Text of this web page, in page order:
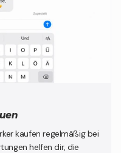
kaufen regelmäßig bei
helfen dir, die